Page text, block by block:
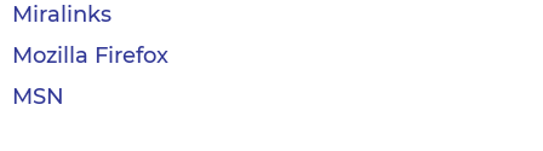
Miralinks
Mozilla Firefox
MSN